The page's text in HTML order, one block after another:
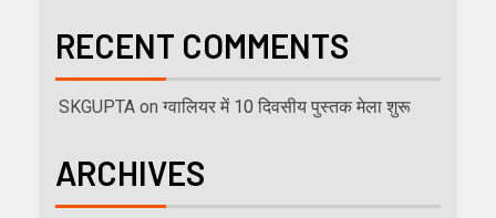
RECENT COMMENTS
SKGUPTA on ग्वालियर में 10 दिवसीय पुस्तक मेला शुरू
ARCHIVES